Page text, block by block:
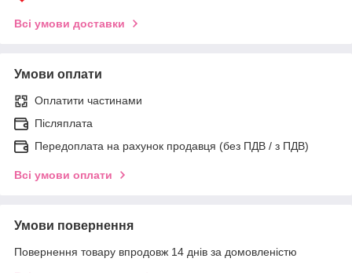
Всі умови доставки
Умови оплати
Оплатити частинами
Післяплата
Передоплата на рахунок продавця (без ПДВ / з ПДВ)
Всі умови оплати
Умови повернення
Повернення товару впродовж 14 днів за домовленістю